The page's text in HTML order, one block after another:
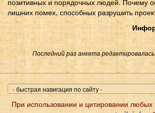
лишних помех, способных разрушить
Последний раз анкета
При использовании и цитировании любых